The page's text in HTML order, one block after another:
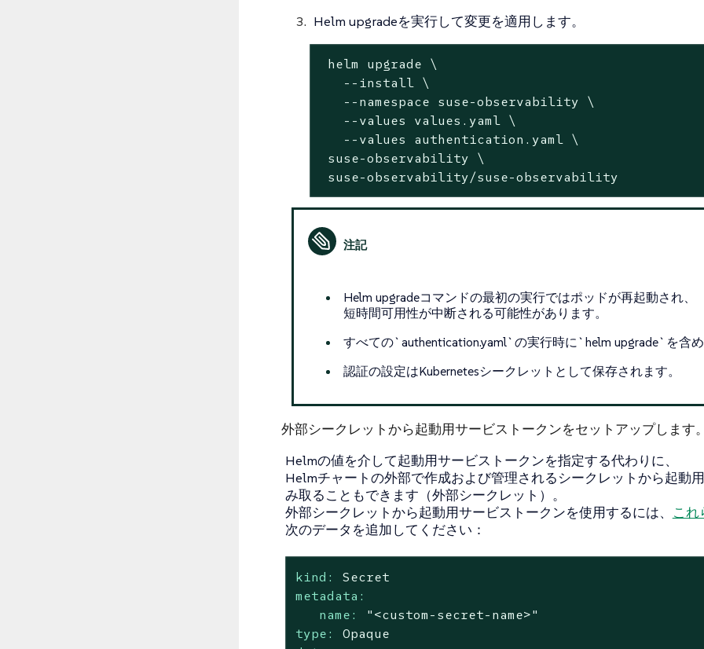
Helm upgradeを実行して変更を適用します。
helm upgrade \
   --install \
   --namespace suse-observability \
   --values values.yaml \
   --values authentication.yaml \
suse-observability \
suse-observability/suse-observability
Helm upgradeコマンドの最初の実行ではポッドが再起動され、
短時間可用性が中断される可能性があります。
すべての`authentication.yaml`の実行時に`helm upgrade`を含め
認証の設定はKubernetesシークレットとして保存されます。
外部シークレットから起動用サービストークンをセットアップします。
Helmの値を介して起動用サービストークンを指定する代わりに、
Helmチャートの外部で作成および管理されるシークレットから起動
み取ることもできます（外部シークレット）。
外部シークレットから起動用サービストークンを使用するには、
これ
次のデータを追加してください：
kind:
Secret
metadata:
name:
"<custom-secret-name>"
type:
Opaque